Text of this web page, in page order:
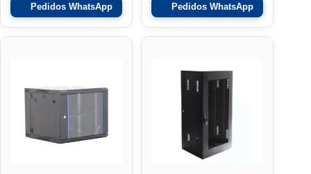
Pedidos WhatsApp Pedidos WhatsApp